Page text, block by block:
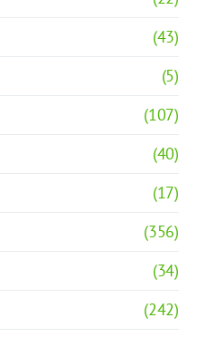
(43)
(5)
(107)
(40)
(17)
(356)
(34)
(242)